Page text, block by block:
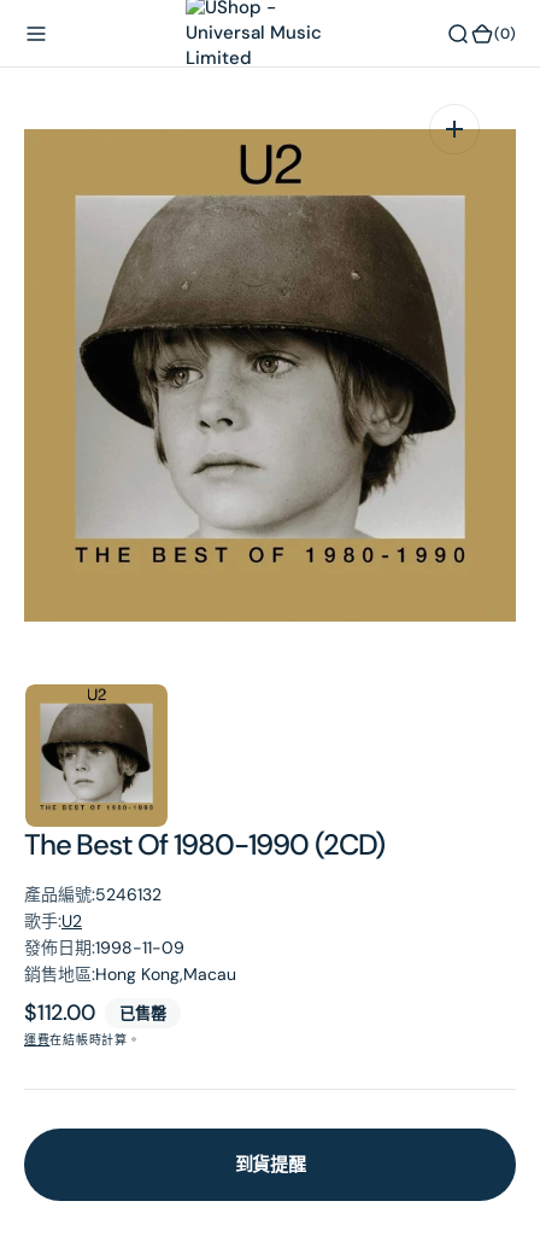
(0)
The Best Of 1980-1990 (2CD)
產品編號:5246132
歌手:U2
發佈日期:1998-11-09
銷售地區:Hong Kong,Macau
原
價
$112.00 已售罄
運費在結帳時計算。
到貨提醒
開
啟
第
張